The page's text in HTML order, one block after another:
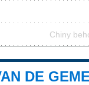
Chiny
DE